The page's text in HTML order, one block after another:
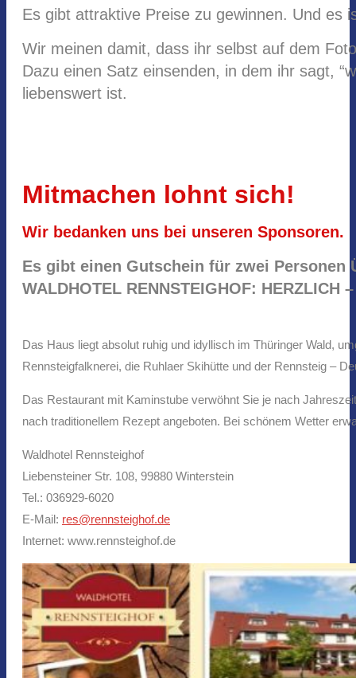
Es gibt attraktive Preise zu gewinnen. Und es
Wir meinen damit, dass ihr selbst auf dem
Dazu einen Satz einsenden, in dem ihr sagt,
liebenswert ist.
Mitmachen lohnt sich!
Wir bedanken uns bei unseren Sponsoren.
Es gibt einen Gutschein für zwei Personen
WALDHOTEL RENNSTEIGHOF: HERZLICH
Das Haus liegt absolut ruhig und idyllisch im Thüringer Wald,
Rennsteigfalknerei, die Ruhlaer Skihütte und der Rennsteig –
Das Restaurant mit Kaminstube verwöhnt Sie je nach
nach traditionellem Rezept angeboten. Bei schönem Wetter
Waldhotel Rennsteighof
Liebensteiner Str. 108, 99880 Winterstein
Tel.: 036929-6020
E-Mail: res@rennsteighof.de
Internet: www.rennsteighof.de